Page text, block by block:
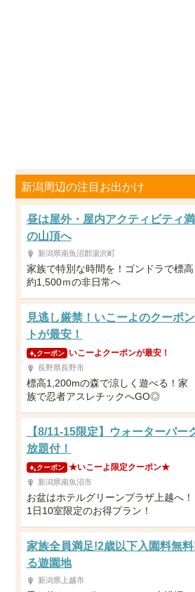
新潟周辺の注目お出かけ
昼は屋外・屋内アクティビティ
の山頂へ
新潟県南魚沼郡湯沢町
家族で特別な時間を！ゴンドラで標高
約1,500ｍの非日常へ
見逃し厳禁！いこーよのクーポ
トが最安！
クーポン いこーよクーポンが最安！
長野県長野市
標高1,200mの森で涼しく遊べる！家
族で忍者アスレチックへGO◎
【8/11-15限定】ウォーターパー
放題付！
クーポン ★いこーよ限定クーポン★
新潟県南魚沼市
お盆はホテルグリーンプラザ上越へ！
1日10室限定のお得プラン！
家族全員満足!2歳以下入園料無
る遊園地
新潟県上越市